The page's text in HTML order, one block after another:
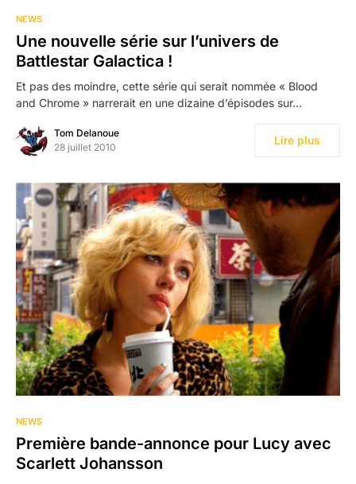
NEWS
Une nouvelle série sur l’univers de
Battlestar Galactica !
Et pas des moindre, cette série qui serait nommée « Blood
and Chrome » narrerait en une dizaine d’épisodes sur…
Tom Delanoue
28 juillet 2010
Lire plus
NEWS
Première bande-annonce pour Lucy avec
Scarlett Johansson